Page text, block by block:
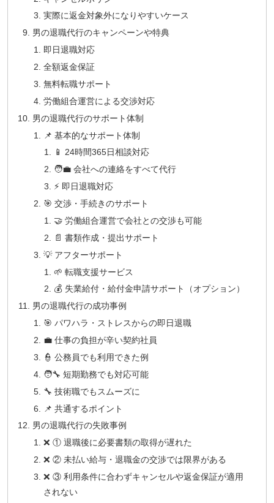
実際に返金対象外になりやすいケース
男の退職代行のキャンペーンや特典
即日退職対応
全額返金保証
無料転職サポート
労働組合運営による交渉対応
男の退職代行のサポート体制
📌 基本的なサポート体制
📱 24時間365日相談対応
🧑‍💼 会社への連絡をすべて代行
⚡ 即日退職対応
🎯 交渉・手続きのサポート
🤝 労働組合運営で会社との交渉も可能
📄 書類作成・提出サポート
💡 アフターサポート
🌱 転職支援サービス
💰 失業給付・給付金申請サポート（オプション）
男の退職代行の成功事例
🎯 パワハラ・ストレスからの即日退職
💼 仕事の負担が辛い契約社員
👮 公務員でも利用できた例
🧑‍🔧 短期勤務でも対応可能
🔧 技術職でもスムーズに
📌 共通するポイント
男の退職代行の失敗事例
❌ ① 退職後に必要書類の取得が遅れた
❌ ② 未払い給与・退職金の交渉では限界がある
❌ ③ 利用条件に合わずキャンセルや返金保証が適用
されない